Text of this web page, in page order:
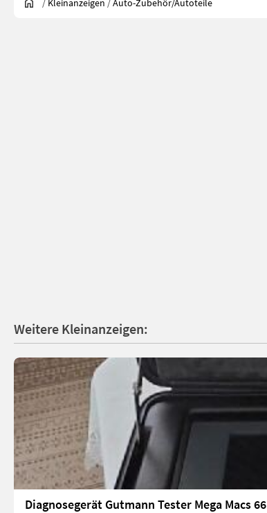
/ Kleinanzeigen /Auto-Zubehör/Autoteile
Weitere Kleinanzeigen:
Diagnosegerät Gutmann Tester Mega Macs 66